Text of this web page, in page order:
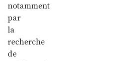
notamment
par
la
recherche
de